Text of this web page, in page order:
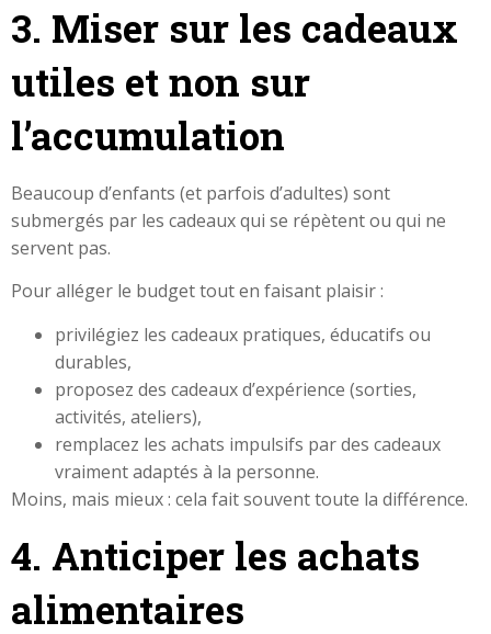
3. Miser sur les cadeaux
utiles et non sur
l’accumulation
Beaucoup d’enfants (et parfois d’adultes) sont
submergés par les cadeaux qui se répètent ou qui ne
servent pas.
Pour alléger le budget tout en faisant plaisir :
privilégiez les cadeaux pratiques, éducatifs ou
durables,
proposez des cadeaux d’expérience (sorties,
activités, ateliers),
remplacez les achats impulsifs par des cadeaux
vraiment adaptés à la personne.
Moins, mais mieux : cela fait souvent toute la différence.
4. Anticiper les achats
alimentaires